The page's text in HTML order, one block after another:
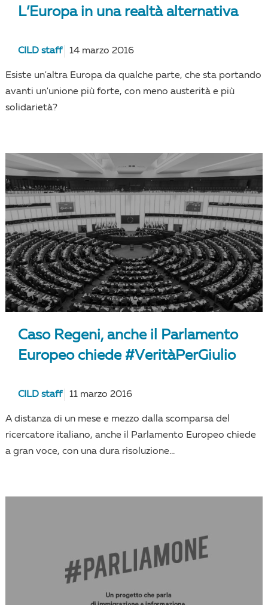
L’Europa in una realtà alternativa
CILD staff 14 marzo 2016
Esiste un'altra Europa da qualche parte, che sta portando
avanti un'unione più forte, con meno austerità e più
solidarietà?
Caso Regeni, anche il Parlamento
Europeo chiede #VeritàPerGiulio
CILD staff 11 marzo 2016
A distanza di un mese e mezzo dalla scomparsa del
ricercatore italiano, anche il Parlamento Europeo chiede
a gran voce, con una dura risoluzione...